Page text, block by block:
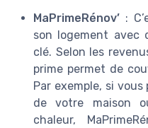
MaPrimeRénov’ :
son logement avec
clé. Selon les
prime permet de
Par exemple, si
de votre maison
chaleur,